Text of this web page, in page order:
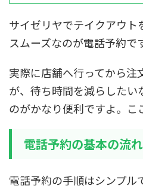
サイゼリヤでテイクアウ
スムーズなのが電話予約で
実際に店舗へ行ってから注
が、待ち時間を減らしたい
のがかなり便利ですよ。こ
電話予約の基本の流れ
電話予約の手順はシンプ